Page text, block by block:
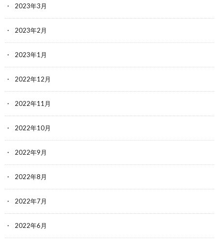
2023年3月
2023年2月
2023年1月
2022年12月
2022年11月
2022年10月
2022年9月
2022年8月
2022年7月
2022年6月